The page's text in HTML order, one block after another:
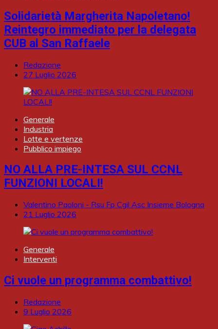
Solidarietà Margherita Napoletano!
Reintegro immediato per la delegata
CUB al San Raffaele
Redazione
27 Luglio 2026
Generale
Industria
Lotte e vertenze
Pubblico impiego
NO ALLA PRE-INTESA SUL CCNL
FUNZIONI LOCALI!
Valentino Paoloni - Rsu Fp Cgil Asc Insieme Bologna
21 Luglio 2026
Generale
Interventi
Ci vuole un programma combattivo!
Redazione
9 Luglio 2026